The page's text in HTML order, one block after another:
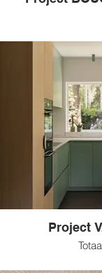
Project